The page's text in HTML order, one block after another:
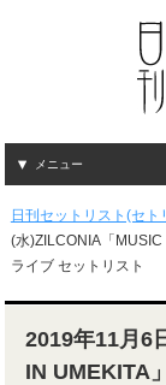
メニュー
日刊セットリスト(セト
(水)ZILCONIA「
ライブ セットリスト
2019年11月6
IN UMEKITA